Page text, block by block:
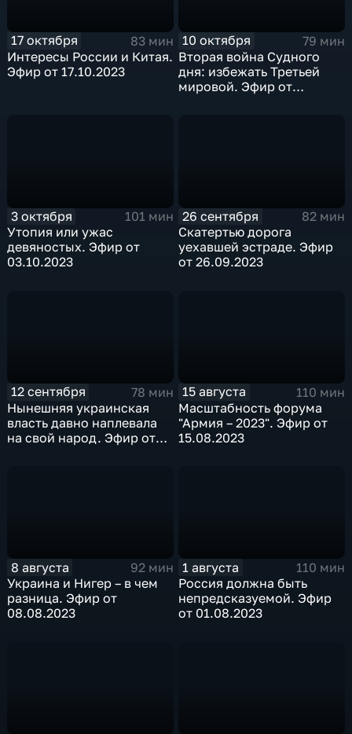
17 октября
83 мин
Интересы России и Китая.
Эфир от 17.10.2023
10 октября
79 мин
Вторая война Судного
дня: избежать Третьей
мировой. Эфир от
3 октября
101 мин
Утопия или ужас
девяностых. Эфир от
03.10.2023
26 сентября
82 мин
Скатертью дорога
уехавшей эстраде. Эфир
от 26.09.2023
12 сентября
78 мин
Нынешняя украинская
власть давно наплевала
на свой народ. Эфир от
15 августа
110 мин
Масштабность форума
"Армия – 2023". Эфир от
15.08.2023
8 августа
92 мин
Украина и Нигер – в чем
разница. Эфир от
08.08.2023
1 августа
110 мин
Россия должна быть
непредсказуемой. Эфир
от 01.08.2023